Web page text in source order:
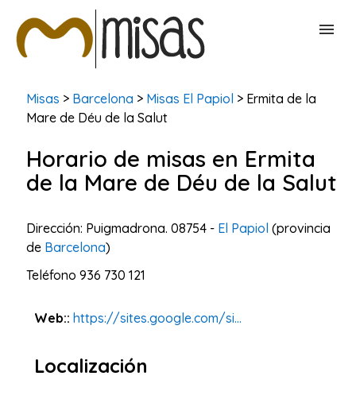
BUSCAR MISAS
Misas > Barcelona > Misas El Papiol > Ermita de la
Mare de Déu de la Salut
Horario de misas en Ermita
de la Mare de Déu de la Salut
Dirección: Puigmadrona. 08754 - El Papiol (provincia
de Barcelona)
Teléfono 936 730 121
Web:: https://sites.google.com/si...
Localización